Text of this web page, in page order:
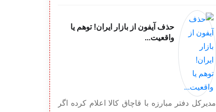
حذف آیفون از بازار ایران! توهم یا
واقعیت...
مدیرکل دفتر مبارزه با قاچاق کالا اعلام کرده اگر